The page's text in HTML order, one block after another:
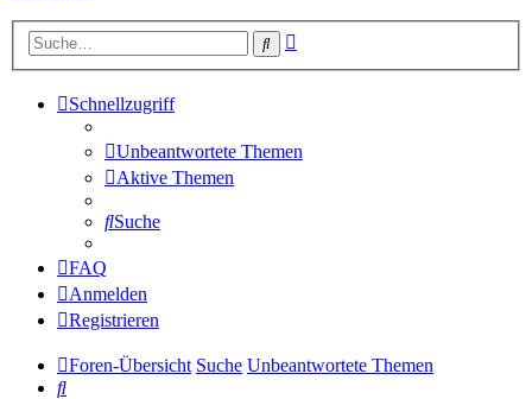
Suche
Schnellzugriff
Unbeantwortete Themen
Aktive Themen
Suche
FAQ
Anmelden
Registrieren
Foren-Übersicht Suche Unbeantwortete Themen
Suche